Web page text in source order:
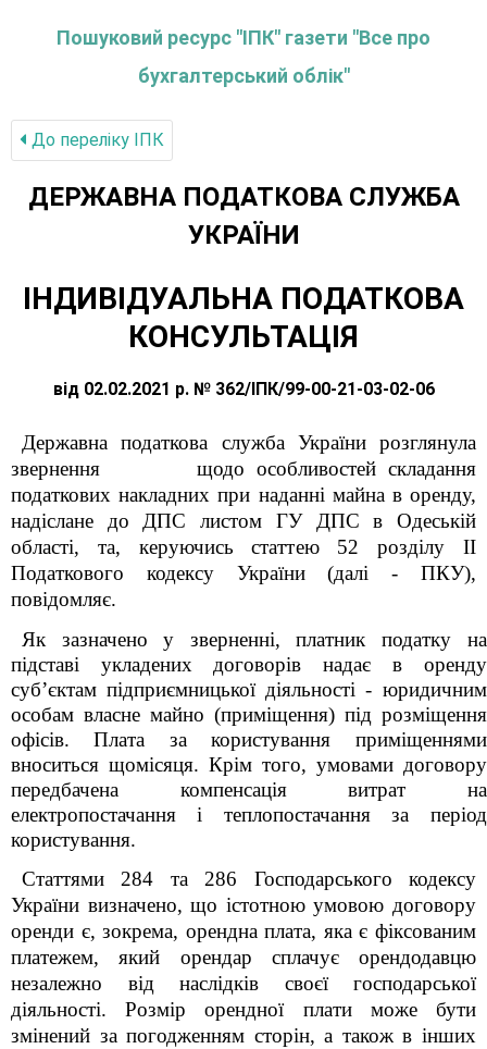
Пошуковий ресурс "ІПК" газети "Все про
бухгалтерський облік"
До переліку IПК
ДЕРЖАВНА ПОДАТКОВА СЛУЖБА
УКРАЇНИ
ІНДИВІДУАЛЬНА ПОДАТКОВА
КОНСУЛЬТАЦІЯ
від 02.02.2021 р. № 362/ІПК/99-00-21-03-02-06
Державна податкова служба України розглянула
звернення щодо особливостей складання
податкових накладних при наданні майна в оренду,
надіслане до ДПС листом ГУ ДПС в Одеській
області, та, керуючись статтею 52 розділу ІІ
Податкового кодексу України (далі - ПКУ),
повідомляє.
Як зазначено у зверненні, платник податку на
підставі укладених договорів надає в оренду
суб’єктам підприємницької діяльності - юридичним
особам власне майно (приміщення) під розміщення
офісів. Плата за користування приміщеннями
вноситься щомісяця. Крім того, умовами договору
передбачена компенсація витрат на
електропостачання і теплопостачання за період
користування.
Статтями 284 та 286 Господарського кодексу
України визначено, що істотною умовою договору
оренди є, зокрема, орендна плата, яка є фіксованим
платежем, який орендар сплачує орендодавцю
незалежно від наслідків своєї господарської
діяльності.Розмір орендної плати може бути
змінений за погодженням сторін, а також в інших